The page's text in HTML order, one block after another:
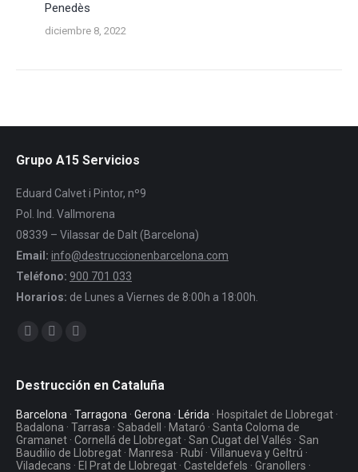
Penedès
diciembre 8, 2022
Grupo A15 Servicios
Eduard Calvet i Pintor, nº9
Pol. Ind. Vallmorena
08339 – Vilassar de Dalt (Barcelona)
Email: info@destruccionenbarcelona.com
Teléfono: 900 701 033
Horarios: de Lunes a Viernes de 8:00h a 18:00h.
Encuéntranos en:
Destrucción en Cataluña
Barcelona · Tarragona · Gerona · Lérida · Hospitalet de Llobregat ·
Badalona · Tarrasa · Sabadell · Mataró · Santa Coloma de
Gramanet · Cornellá de Llobregat · San Cugat del Vallés · San
Baudilio de Llobregat · Manresa · Rubí · Villanueva y Geltrú ·
Viladecans · El Prat de Llobregat · Casteldefels · Granollers ·